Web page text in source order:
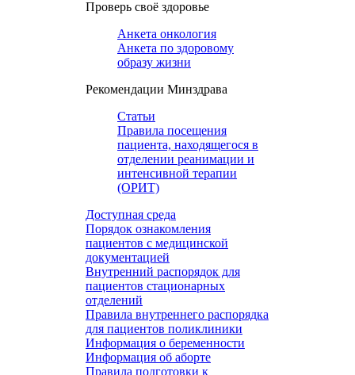
Проверь своё здоровье
Анкета онкология
Анкета по здоровому
образу жизни
Рекомендации Минздрава
Статьи
Правила посещения
пациента, находящегося в
отделении реанимации и
интенсивной терапии
(ОРИТ)
Доступная среда
Порядок ознакомления
пациентов с медицинской
документацией
Внутренний распорядок для
пациентов стационарных
отделений
Правила внутреннего распорядка
для пациентов поликлиники
Информация о беременности
Информация об аборте
Правила подготовки к